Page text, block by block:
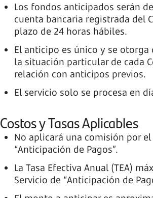
Los fondos anticipados serán
cuenta bancaria registrada del
plazo de 24 horas hábiles.
El anticipo es único y se otorga
la situación particular de cada
relación con anticipos previos.
El servicio solo se procesa en
Costos y Tasas Aplicables
No aplicará una comisión por el
“Anticipación de Pagos”.
La Tasa Efectiva Anual (TEA)
Servicio de “Anticipación de